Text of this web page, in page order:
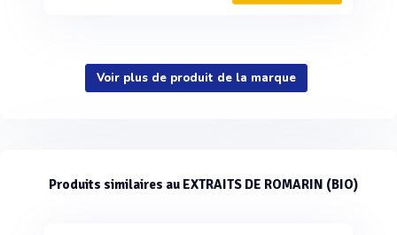
Voir plus de produit de la marque
Produits similaires au EXTRAITS DE ROMARIN (BIO)